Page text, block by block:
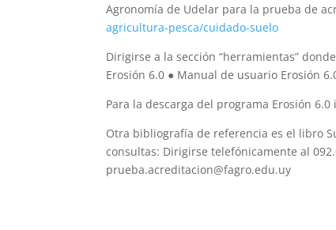
Agronomía de Udelar para la prueba de
agricultura-pesca/cuidado-suelo
Dirigirse a la sección “herramientas”
Erosión 6.0 ● Manual de usuario Erosión
Para la descarga del programa Erosión
Otra bibliografía de referencia es el libro
consultas: Dirigirse telefónicamente al
prueba.acreditacion@fagro.edu.uy